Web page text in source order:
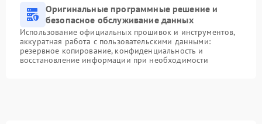
Оригинальные программные решение и
безопасное обслуживание данных
Использование официальных прошивок и инструментов,
аккуратная работа с пользовательскими данными:
резервное копирование, конфиденциальность и
восстановление информации при необходимости